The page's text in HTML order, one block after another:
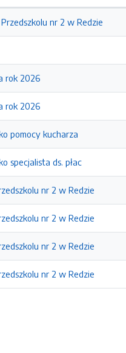
nr 2 w Redzie
rok 2026
rok 2026
pomocy kucharza
specjalista ds. płac
nr 2 w Redzie
nr 2 w Redzie
nr 2 w Redzie
nr 2 w Redzie